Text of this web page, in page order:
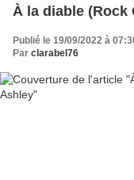
À la diable (Rock
Publié le 19/09/2022 à
Par clarabel76